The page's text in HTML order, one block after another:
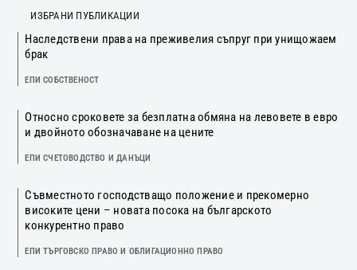
ИЗБРАНИ ПУБЛИКАЦИИ
Наследствени права на преживелия съпруг при унищожаем
брак
ЕПИ СОБСТВЕНОСТ
Относно сроковете за безплатна обмяна на левовете в евро
и двойното обозначаване на цените
ЕПИ СЧЕТОВОДСТВО И ДАНЪЦИ
Съвместното господстващо положение и прекомерно
високите цени – новата посока на българското
конкурентно право
ЕПИ ТЪРГОВСКО ПРАВО И ОБЛИГАЦИОННО ПРАВО